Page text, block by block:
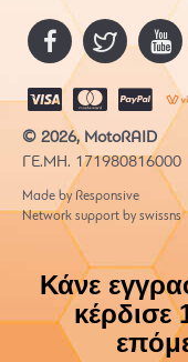
© 2026, MotoRAID
ΓΕ.ΜΗ. 171980816000
Made by Responsive
Network support by swissns
Κάνε
κέρδισε